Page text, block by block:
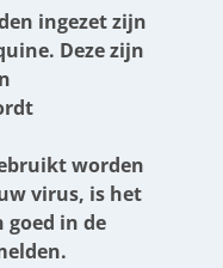
ingezet zijn
Deze zijn
worden
virus, is het
in de